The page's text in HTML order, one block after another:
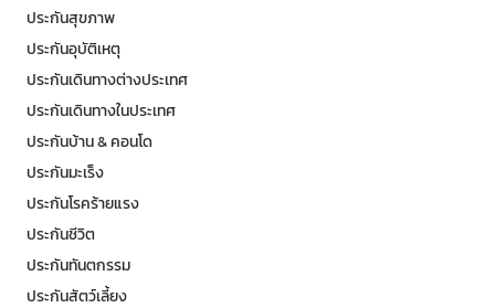
ประกันสุขภาพ
ประกันอุบัติเหตุ
ประกันเดินทางต่างประเทศ
ประกันเดินทางในประเทศ
ประกันบ้าน & คอนโด
ประกันมะเร็ง
ประกันโรคร้ายแรง
ประกันชีวิต
ประกันทันตกรรม
ประกันสัตว์เลี้ยง